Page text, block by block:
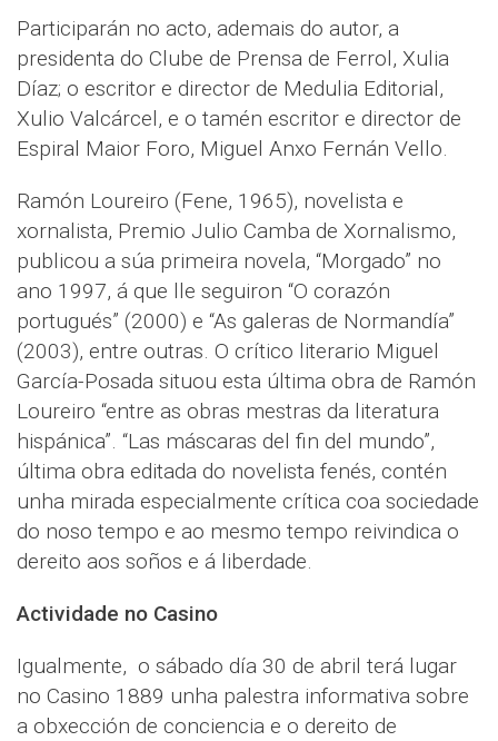
Participarán no acto, ademais do autor, a
presidenta do Clube de Prensa de Ferrol, Xulia
Díaz; o escritor e director de Medulia Editorial,
Xulio Valcárcel, e o tamén escritor e director de
Espiral Maior Foro, Miguel Anxo Fernán Vello.
Ramón Loureiro (Fene, 1965), novelista e
xornalista, Premio Julio Camba de Xornalismo,
publicou a súa primeira novela, “Morgado” no
ano 1997, á que lle seguiron “O corazón
portugués” (2000) e “As galeras de Normandía”
(2003), entre outras. O crítico literario Miguel
García-Posada situou esta última obra de Ramón
Loureiro “entre as obras mestras da literatura
hispánica”. “Las máscaras del fin del mundo”,
última obra editada do novelista fenés, contén
unha mirada especialmente crítica coa sociedade
do noso tempo e ao mesmo tempo reivindica o
dereito aos soños e á liberdade.
Actividade no Casino
Igualmente, o sábado día 30 de abril terá lugar
no Casino 1889 unha palestra informativa sobre
a obxección de conciencia e o dereito de